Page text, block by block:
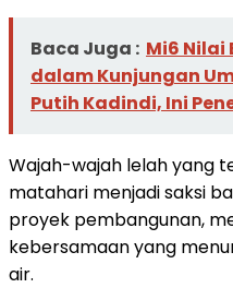
Baca Juga : Mi6 Nilai
dalam Kunjungan
Putih Kadindi, Ini
Wajah-wajah lelah yang
matahari menjadi saksi
proyek pembangunan,
kebersamaan yang
air.